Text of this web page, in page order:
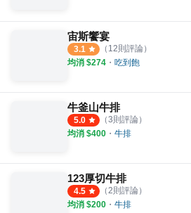
宙斯饗宴
3.1 （ 12則評論）
均消 $274 ・ 吃到飽
牛釜山牛排
5.0 （3則評論）
均消 $400 ・ 牛排
123厚切牛排
4.5 （ 2則評論）
均消 $200 ・ 牛排